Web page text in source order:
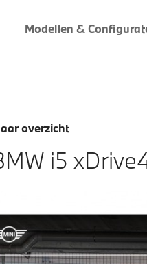
Modellen &
overzicht
i5